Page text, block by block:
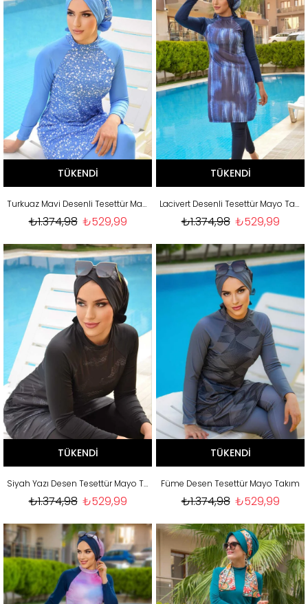
TÜKENDI
Turkuaz Mavi Desenli Tesettür Mayo Takım
₺529,99
₺1.374,98
TÜKENDI
Lacivert Desenli Tesettür Mayo Takım
₺529,99
₺1.374,98
TÜKENDI
Siyah Yazı Desen Tesettür Mayo Takım
₺529,99
₺1.374,98
TÜKENDI
Füme Desen Tesettür Mayo Takım
₺529,99
₺1.374,98